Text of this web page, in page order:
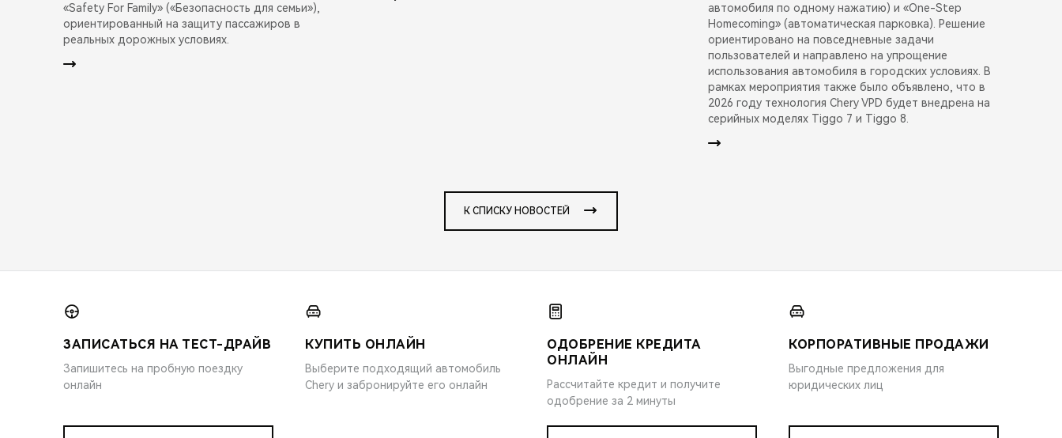
«Safety For Family» («Безопасность для семьи»),
ориентированный на защиту пассажиров в
реальных дорожных условиях.
автомобиля по одному нажатию) и «One-Step
Homecoming» (автоматическая парковка). Решение
ориентировано на повседневные задачи
пользователей и направлено на упрощение
использования автомобиля в городских условиях. В
рамках мероприятия также было объявлено, что в
2026 году технология Chery VPD будет внедрена на
серийных моделях Tiggo 7 и Tiggo 8.
К СПИСКУ НОВОСТЕЙ
ЗАПИСАТЬСЯ НА ТЕСТ-ДРАЙВ
Запишитесь на пробную поездку
онлайн
КУПИТЬ ОНЛАЙН
Выберите подходящий автомобиль
Chery и забронируйте его онлайн
ОДОБРЕНИЕ КРЕДИТА
ОНЛАЙН
Рассчитайте кредит и получите
одобрение за 2 минуты
КОРПОРАТИВНЫЕ ПРОДАЖИ
Выгодные предложения для
юридических лиц